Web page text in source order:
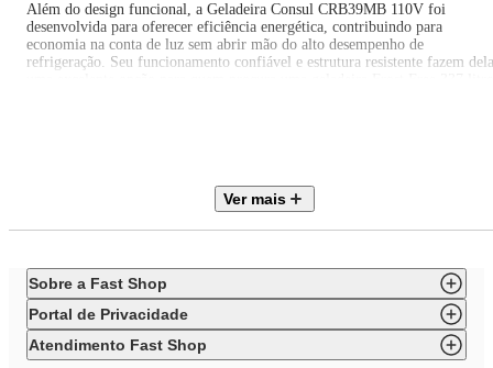
Além do design funcional, a Geladeira Consul CRB39MB 110V foi
desenvolvida para oferecer eficiência energética, contribuindo para
economia na conta de luz sem abrir mão do alto desempenho de
refrigeração. Seu funcionamento confiável e estrutura resistente fazem dela
Frequência: 60 Hz
Tecnologia: Frost Free
Frost Free: Sim
Capacidade em litros: 337 Litros
Classificação energética: B
Controle de temperatura: Sim
Ver mais
Sobre a Fast Shop
Portal de Privacidade
Atendimento Fast Shop